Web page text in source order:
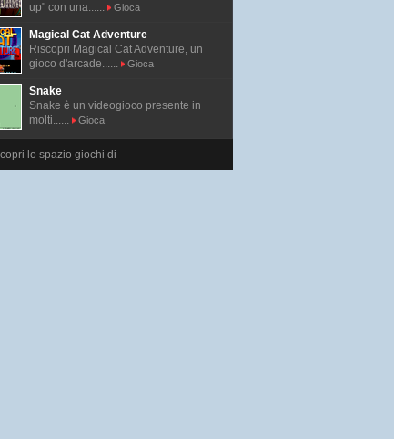
up" con una......
Gioca
Magical Cat Adventure
Riscopri Magical Cat Adventure, un
gioco d'arcade......
Gioca
Snake
Snake è un videogioco presente in
molti......
Gioca
lo spazio giochi di